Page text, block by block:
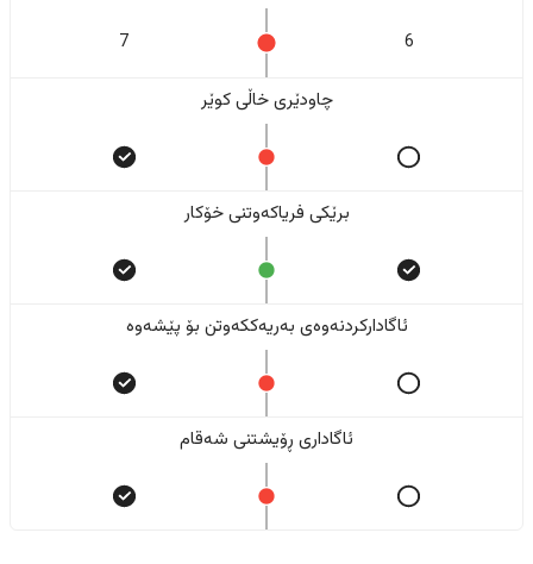
6
7
چاودێری خاڵی کوێر
برێکی فریاکەوتنی خۆکار
ئاگادارکردنەوەی بەریەککەوتن بۆ پێشەوە
ئاگاداری ڕۆیشتنی شەقام